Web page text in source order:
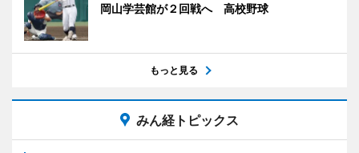
岡山学芸館が２回戦へ 高校野球
もっと見る
みん経トピックス